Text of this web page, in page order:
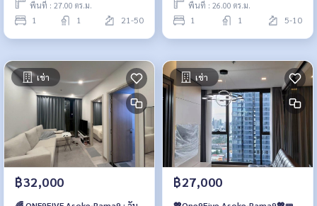
พื้นที่ : 27.00 ตร.ม.
1 1 21-50
พื้นที่ : 26.00 ตร.ม.
1 1 5-10
เช่า
฿32,000
เช่า
฿27,000